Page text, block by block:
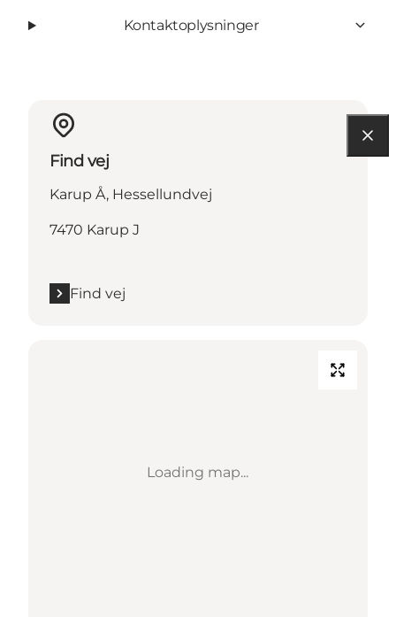
Kontaktoplysninger
Find vej
Karup Å, Hessellundvej
7470 Karup J
Find vej
Loading map...